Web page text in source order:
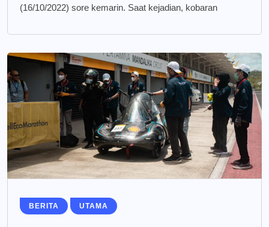
(16/10/2022) sore kemarin. Saat kejadian, kobaran
BERITA UTAMA